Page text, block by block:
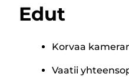
Edut
Korvaa
Vaatii